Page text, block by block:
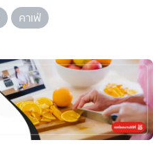
คาเฟ่